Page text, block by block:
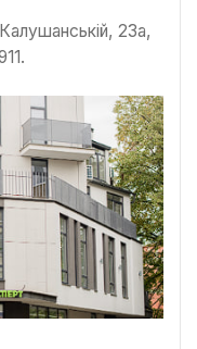
23а,